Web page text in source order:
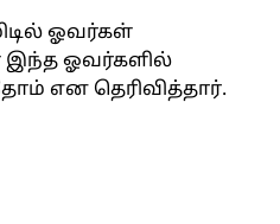
ஓவர்கள்
இந்த ஓவர்களில்
என தெரிவித்தார்.